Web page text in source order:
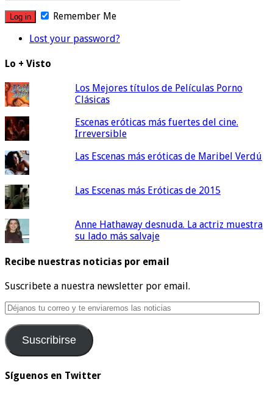
Remember Me
Lost your password?
Lo + Visto
Los Mejores títulos de Películas Porno
Clásicas
Escenas eróticas más fuertes del cine.
Irreversible
Las Escenas más eróticas de Maribel Verdú
Las Escenas más Eróticas de 2015
Anne Hathaway desnuda. La actriz muestra
su lado más salvaje
Recibe nuestras noticias por email
Suscribete a nuestra newsletter por email.
Déjanos
correo
y
te
las
Suscribirse
Síguenos en Twitter